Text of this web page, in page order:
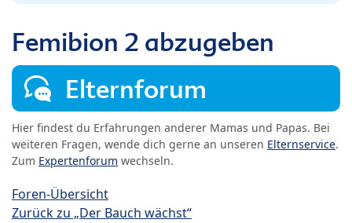
Femibion 2 abzugeben
Elternforum
Hier findest du Erfahrungen anderer Mamas und Papas. Bei
weiteren Fragen, wende dich gerne an unseren Elternservice.
Zum Expertenforum wechseln.
Foren-Übersicht
Zurück zu „Der Bauch wächst“